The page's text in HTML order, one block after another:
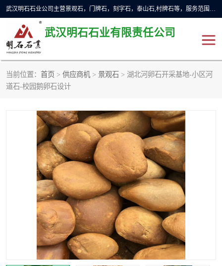
武汉明石石业公司主营景观石，门牌石，刻字石，泰山石,村牌石等，服务范围主要有：武汉，咸宁等地区。公司秉承敬业奉献、锐意创新的企业精神，从无到有，从小到大，以一种产业报国的创业精神，竭诚为客户提供服务，为社会设计财富。
武汉明石石业有限责任公司
当前位置： 首页 > 供应商机 > 景观石 > 湖北河卵石开采基地-小区河
道石-校园鹅卵石设计
景观石
门牌石 奠基石
黄蜡石 大型石雕
人物雕塑 异型石材
石雕狮子 刻字石